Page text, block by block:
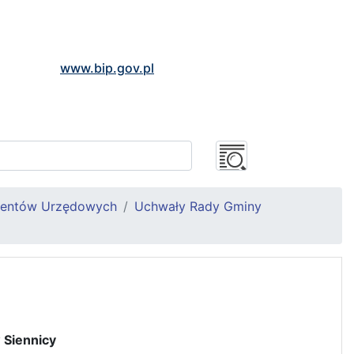
www.bip.gov.pl
Urzędowych Uchwały Rady Gminy
Siennicy